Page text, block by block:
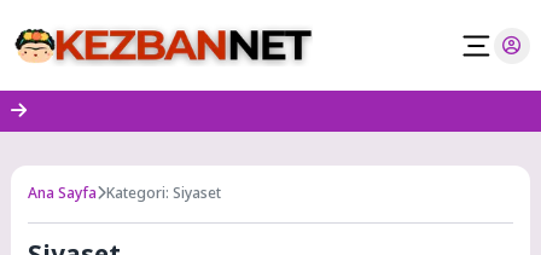
to
content
Ana Sayfa Kategori: Siyaset